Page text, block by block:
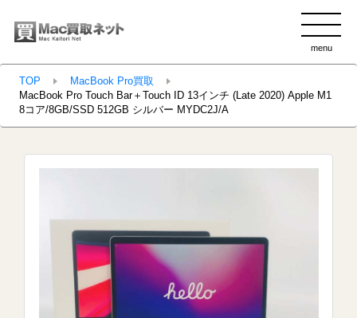
menu
TOP
MacBook Pro買取
MacBook Pro Touch Bar＋Touch ID 13インチ (Late 2020) Apple M1
8コア/8GB/SSD 512GB シルバー MYDC2J/A